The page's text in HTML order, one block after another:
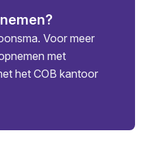
Voor meer
met
het COB kantoor